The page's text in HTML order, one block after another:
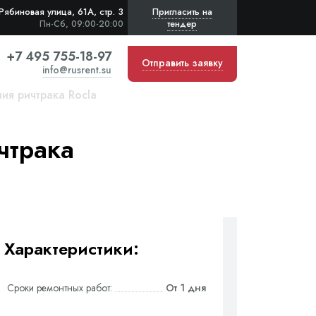
улица, 61А, стр. 3
Пн-Сб, 09:00-20:00
Пригласить на
тендер
+7 495 755-18-97
info@rusrent.su Отправить заявку
ричтрака Rocla
Характеристики:
Сроки ремонтных работ: От 1 дня